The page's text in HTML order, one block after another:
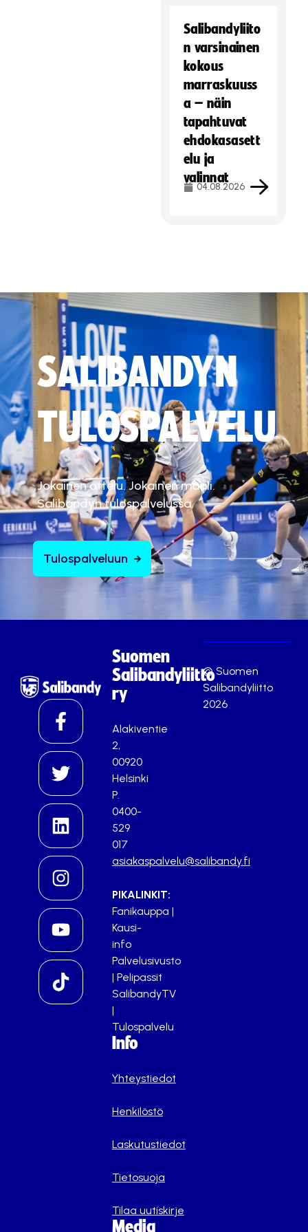
Salibandyliito
n varsinainen
kokous
marraskuuss
a – näin
tapahtuvat
ehdokasasett
elu ja
valinnat
04.08.2026
SALIBANDYN
TULOSPALVELU
Jokainen ottelu. Jokainen maali.
Salibandyn tulospalvelussa.
Tulospalveluun
Suomen
Salibandyliitto
ry
Alakiventie
2,
00920
Helsinki
P.
0400-
529
017
asiakaspalvelu@salibandy.fi
PIKALINKIT:
Fanikauppa |
Kausi-
info
Palvelusivusto
| Pelipassit
SalibandyTV
|
Tulospalvelu
Info
Yhteystiedot
Henkilöstö
Laskutustiedot
Tietosuoja
Tilaa uutiskirje
Media
© Suomen
Salibandyliitto
2026